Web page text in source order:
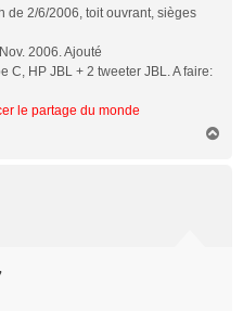
de 2/6/2006, toit ouvrant, sièges
2006. Ajouté
C, HP JBL + 2 tweeter JBL. A faire:
le partage du monde